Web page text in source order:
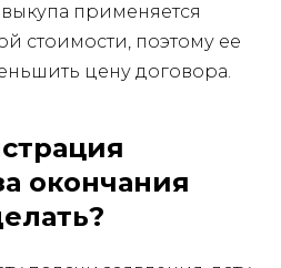
применяется
стоимости, поэтому ее
цену договора.
окончания